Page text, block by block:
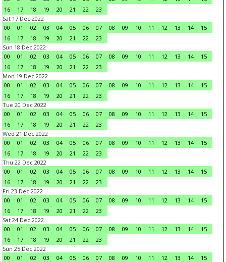
16
17 18 19 20 21 22
23
Sat 17 Dec 2022
00
01 02 03 04 05 06 07 08 09 10 11 12 13 14
15
16
17 18 19 20 21 22
23
Sun 18 Dec 2022
00
01 02 03 04 05 06 07 08 09 10 11 12 13 14
15
16
17 18 19 20 21 22
23
Mon 19 Dec 2022
00
01 02 03 04 05 06 07 08 09 10 11 12 13 14
15
16
17 18 19 20 21 22
23
Tue 20 Dec 2022
00
01 02 03 04 05 06 07 08 09 10 11 12 13 14
15
16
17 18 19 20 21 22
23
Wed 21 Dec 2022
00
01 02 03 04 05 06 07 08 09 10 11 12 13 14
15
16
17 18 19 20 21 22
23
Thu 22 Dec 2022
00
01 02 03 04 05 06 07 08 09 10 11 12 13 14
15
16
17 18 19 20 21 22
23
Fri 23 Dec 2022
00
01 02 03 04 05 06 07 08 09 10 11 12 13 14
15
16
17 18 19 20 21 22
23
Sat 24 Dec 2022
00
01 02 03 04 05 06 07 08 09 10 11 12 13 14
15
16
17 18 19 20 21 22
23
Sun 25 Dec 2022
00
01 02 03 04 05 06 07 08 09 10 11 12 13 14
15